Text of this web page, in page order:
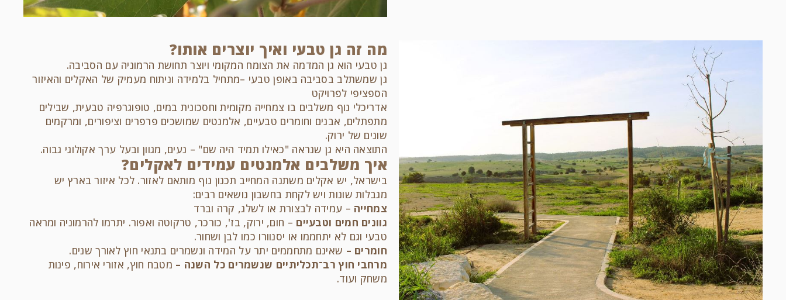
מה זה גן טבעי ואיך יוצרים אותו?
גן טבעי הוא גן המדמה את הצומח המקומי ויוצר תחושת הרמוניה עם הסביבה.
גן שמשתלב בסביבה באופן טבעי –מתחיל בלמידה וניתוח מעמיק של האקלים והאיזור
הספציפי לפרויקט
אדריכלי נוף משלבים בו צמחייה מקומית וחסכונית במים, טופוגרפיה טבעית, שבילים
מתפתלים, אבנים וחומרים טבעיים, אלמנטים שמושכים פרפרים וציפורים, ומרקמים
שונים של ירוק.
התוצאה היא גן שנראה "כאילו תמיד היה שם" – נעים, מגוון ובעל ערך אקולוגי גבוה.
איך משלבים אלמנטים עמידים לאקלים?
בישראל, יש אקלים משתנה המחייב תכנון נוף מותאם לאזור. לכל איזור בארץ יש
מגבלות שונות ויש לקחת בחשבון נושאים רבים:
צמחייה – עמידה לבצורת או לשלג, קרה וברד
גוונים חמים וטבעיים – חום, ירוק, בז', כורכר, טרקוטה ואפור. יתרמו להרמוניה ומראה
טבעי וגם לא יתחממו או יסנוורו כמו לבן ושחור.
חומרים – שאינם מתחממים יתר על המידה ונשמרים בתנאי חוץ לאורך שנים.
מרחבי חוץ רב־תכליתיים שנשמרים כל השנה – מטבח חוץ, אזורי אירוח, פינות
משחק ועוד.